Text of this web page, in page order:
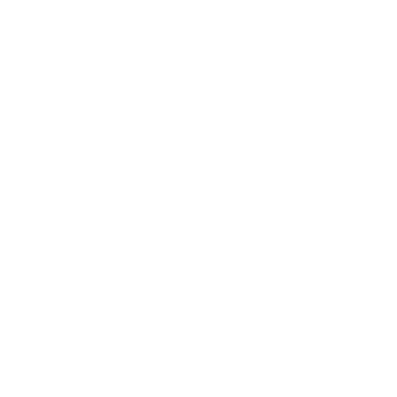
per la gestione del progetto n.           
107, e' da intendersi ATI tra Enfap Forli' in qualita' di mandatario,           
Ecipar Forli'-Cesena, Ecap E.R. ed Efeso E.R. in qualita' di                    
mandanti, anziche' Enfap Emilia-Romagna, Via Bigari n. 3 - 40128                
Bologna;                                                                        
- all'interno degli allegati B) e D):                                           
la titolarita' del soggetto attuatore per la gestione dei progetti              
nn. 145 - 146 - 150, e' da intendersi ATI tra Ecipar Forli'-Cesena in           
qualita' di mandatario, Ecap E.R., Efeso E.R. ed Enfap Forli' in                
qualita' di mandanti, anziche' Ecipar Forli'-Cesena - Viale Roma -              
47100 Forli';